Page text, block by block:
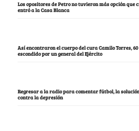
Los opositores de Petro no tuvieron más opción
entró a la Casa Blanca
Así encontraron el cuerpo del cura Camilo Torres,
escondido por un general del Ejército
Regresar a la radio para comentar fútbol, la
contra la depresión